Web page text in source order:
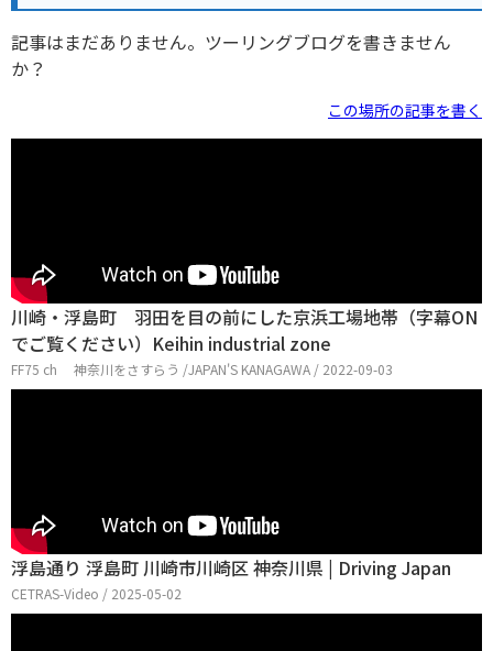
記事はまだありません。ツーリングブログを書きません
か？
この場所の記事を書く
川崎・浮島町 羽田を目の前にした京浜工場地帯（字幕ON
でご覧ください）Keihin industrial zone
FF75 ch 神奈川をさすらう /JAPAN'S KANAGAWA / 2022-09-03
浮島通り 浮島町 川崎市川崎区 神奈川県 | Driving Japan
CETRAS-Video / 2025-05-02